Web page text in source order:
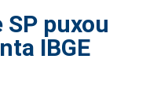
SP puxou
IBGE